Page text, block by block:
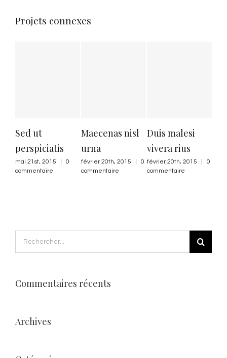
Projets connexes
Sed ut
perspiciatis
mai 21st, 2015
0
commentaire
Maecenas nisl
urna
février 20th, 2015
0
commentaire
Duis malesi
vivera rius
février 20th, 2015
0
commentaire
Rechercher:
Commentaires récents
Archives